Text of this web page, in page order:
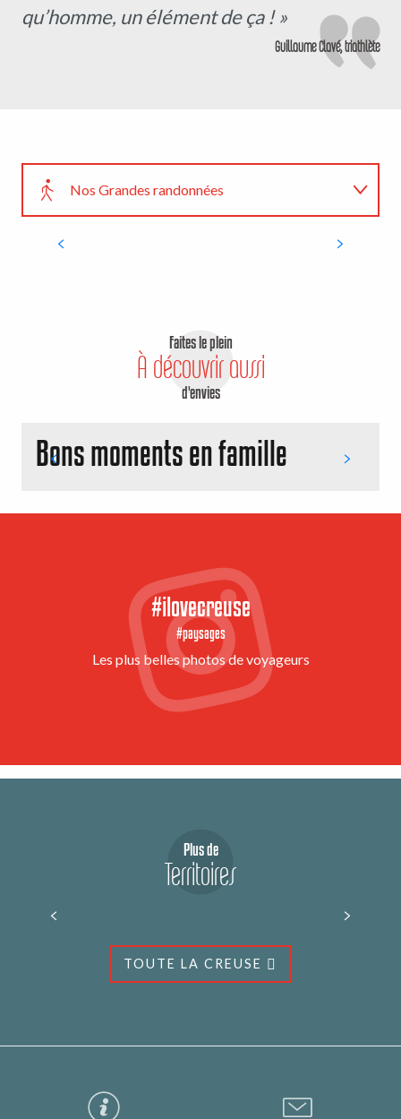
qu’homme, un élément de ça ! »
Guillaume Clavé, triathlète
Nos Grandes randonnées
Faites le plein
À découvrir aussi
d'envies
Bons moments en famille
#ilovecreuse
#paysages
Les plus belles photos de voyageurs
Plus de
Territoires
TOUTE LA CREUSE